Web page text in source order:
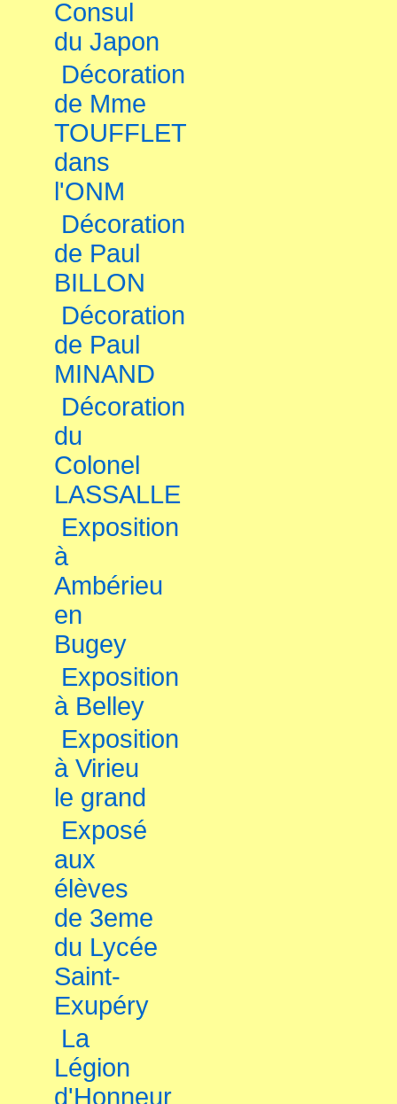
Consul
du Japon
Décoration
de Mme
TOUFFLET
dans
l'ONM
Décoration
de Paul
BILLON
Décoration
de Paul
MINAND
Décoration
du
Colonel
LASSALLE
Exposition
à
Ambérieu
en
Bugey
Exposition
à Belley
Exposition
à Virieu
le grand
Exposé
aux
élèves
de 3eme
du Lycée
Saint-
Exupéry
La
Légion
d'Honneur